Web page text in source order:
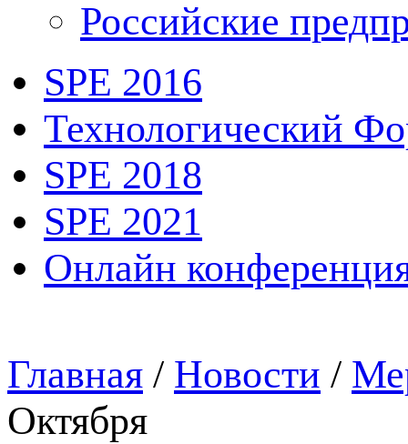
Российские
SPE 2016
Технологический
SPE 2018
SPE 2021
Онлайн
Главная / Новости /
Октября